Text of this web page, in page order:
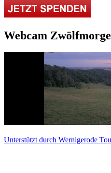
Webcam
Unterstützt durch Wernigerode